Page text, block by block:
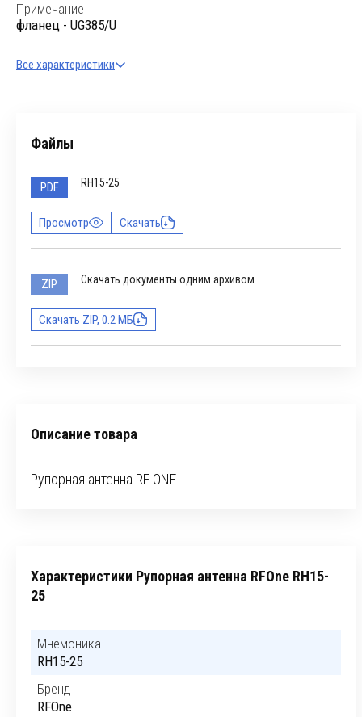
Примечание
фланец - UG385/U
Все характеристики
Файлы
PDF RH15-25
Просмотр Скачать
ZIP Скачать документы одним архивом
Скачать ZIP, 0.2 МБ
Описание товара
Рупорная антенна RF ONE
Характеристики Рупорная антенна RFOne RH15-
25
Мнемоника
RH15-25
Бренд
RFOne